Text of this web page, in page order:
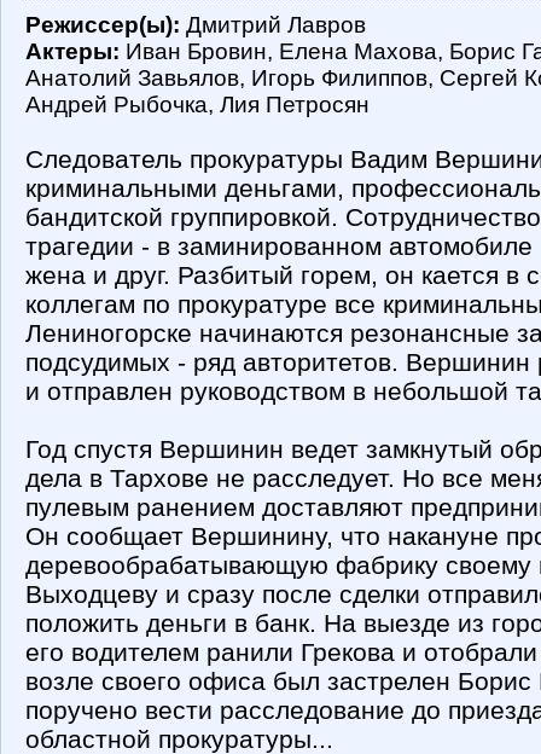
Режиссер(ы): Дмитрий Лавров
Актеры: Иван Бровин, Елена Махова, Борис
Анатолий Завьялов, Игорь Филиппов, Сергей
Андрей Рыбочка, Лия Петросян
Следователь прокуратуры Вадим
криминальными деньгами,
бандитской группировкой.
трагедии - в заминированном
жена и друг. Разбитый горем, он кается в
коллегам по прокуратуре все
Лениногорске начинаются резонансные
подсудимых - ряд авторитетов. Вершинин
и отправлен руководством в небольшой
Год спустя Вершинин ведет замкнутый
дела в Тархове не расследует. Но все
пулевым ранением доставляют
Он сообщает Вершинину, что накануне
деревообрабатывающую фабрику своему
Выходцеву и сразу после сделки
положить деньги в банк. На выезде из
его водителем ранили Грекова и
возле своего офиса был застрелен
поручено вести расследование до
областной прокуратуры...